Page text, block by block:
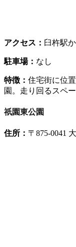
アクセス： 臼杵駅
駐車場： なし
特徴： 住宅街に位
園。走り回るスペ
祇園東公園
住所： 〒875-0041